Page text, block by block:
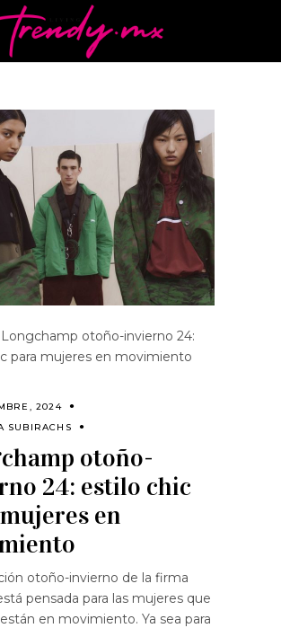
otoño-invierno 24:
para mujeres en movimiento
2024
SUBIRACHS
otoño-
24: estilo chic
en
otoño-invierno de la firma
pensada para las mujeres que
en movimiento. Ya sea para